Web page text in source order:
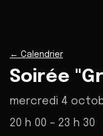
← Calendrier
Soirée
mercredi 4
20 h 00 – 23 h 30